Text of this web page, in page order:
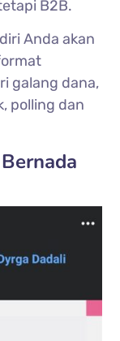
B2B.
Anda akan
galang dana,
polling dan